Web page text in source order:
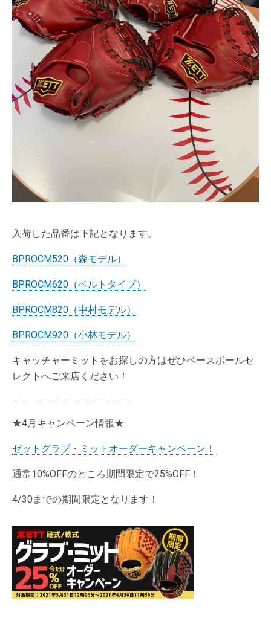
入荷した品番は下記となります。
BPROCM520（森モデル）
BPROCM620（ベルトタイプ）
BPROCM820（中村モデル）
BPROCM920（小林モデル）
キャッチャーミットをお探しの方はぜひベースボールセ
レクトへご来店ください！
———————————————–
★4月キャンペーン情報★
ゼットグラブ・ミットオーダーキャンペーン！
通常10%OFFのところ期間限定で25%OFF！
4/30までの期間限定となります！